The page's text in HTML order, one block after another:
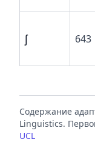
ʃ 643
Содержание
Linguistics.
UCL